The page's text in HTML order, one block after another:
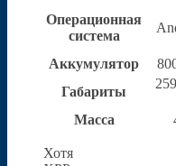
Операционная
система
Аккумулятор
Габариты
Масса
Хотя